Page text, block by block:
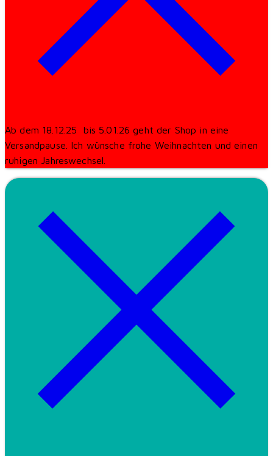
Ab dem 18.12.25 bis 5.01.26 geht der Shop in eine
Versandpause. Ich wünsche frohe Weihnachten und einen
ruhigen Jahreswechsel.